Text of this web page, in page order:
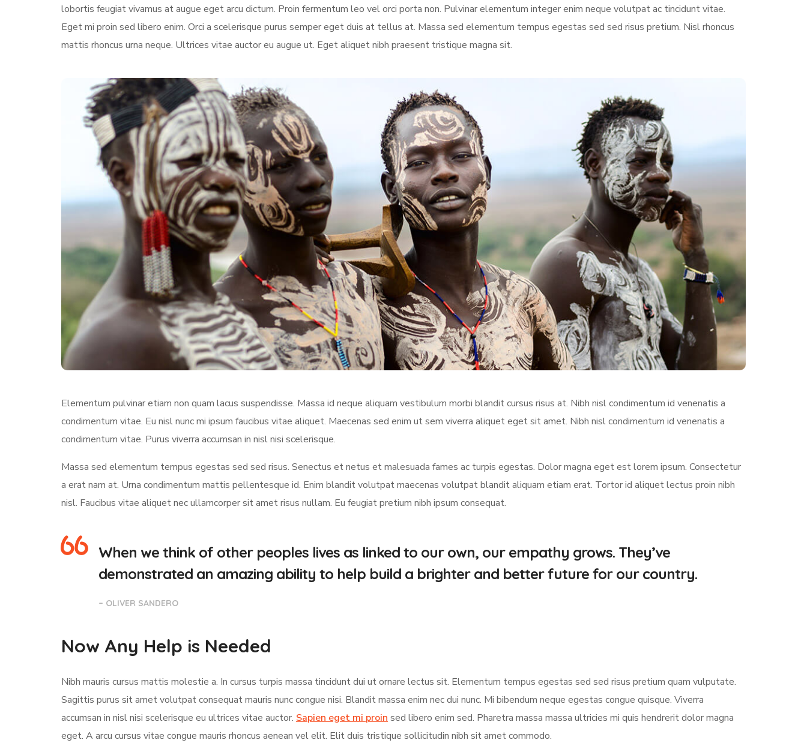
lobortis feugiat vivamus at augue eget arcu dictum. Proin fermentum leo vel orci porta non. Pulvinar elementum integer enim neque volutpat ac tincidunt vitae.
Eget mi proin sed libero enim. Orci a scelerisque purus semper eget duis at tellus at. Massa sed elementum tempus egestas sed sed risus pretium. Nisl rhoncus
mattis rhoncus urna neque. Ultrices vitae auctor eu augue ut. Eget aliquet nibh praesent tristique magna sit.
Elementum pulvinar etiam non quam lacus suspendisse. Massa id neque aliquam vestibulum morbi blandit cursus risus at. Nibh nisl condimentum id venenatis a
condimentum vitae. Eu nisl nunc mi ipsum faucibus vitae aliquet. Maecenas sed enim ut sem viverra aliquet eget sit amet. Nibh nisl condimentum id venenatis a
condimentum vitae. Purus viverra accumsan in nisl nisi scelerisque.
Massa sed elementum tempus egestas sed sed risus. Senectus et netus et malesuada fames ac turpis egestas. Dolor magna eget est lorem ipsum. Consectetur
a erat nam at. Urna condimentum mattis pellentesque id. Enim blandit volutpat maecenas volutpat blandit aliquam etiam erat. Tortor id aliquet lectus proin nibh
nisl. Faucibus vitae aliquet nec ullamcorper sit amet risus nullam. Eu feugiat pretium nibh ipsum consequat.
When we think of other peoples lives as linked to our own, our empathy grows. They’ve
demonstrated an amazing ability to help build a brighter and better future for our country.
– OLIVER SANDERO
Now Any Help is Needed
Nibh mauris cursus mattis molestie a. In cursus turpis massa tincidunt dui ut ornare lectus sit. Elementum tempus egestas sed sed risus pretium quam vulputate.
Sagittis purus sit amet volutpat consequat mauris nunc congue nisi. Blandit massa enim nec dui nunc. Mi bibendum neque egestas congue quisque. Viverra
accumsan in nisl nisi scelerisque eu ultrices vitae auctor. Sapien eget mi proin sed libero enim sed. Pharetra massa massa ultricies mi quis hendrerit dolor magna
eget. A arcu cursus vitae congue mauris rhoncus aenean vel elit. Elit duis tristique sollicitudin nibh sit amet commodo.